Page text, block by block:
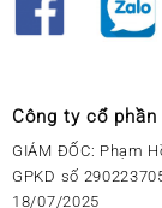
Công ty cổ phần
GIÁM ĐỐC: Phạm
GPKD số
18/07/2025